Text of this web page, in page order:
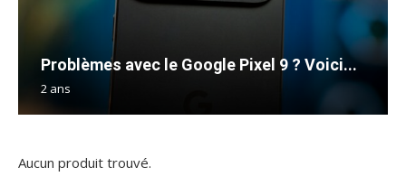
Problèmes avec le Google Pixel 9 ? Voici...
2 ans
Aucun produit trouvé.